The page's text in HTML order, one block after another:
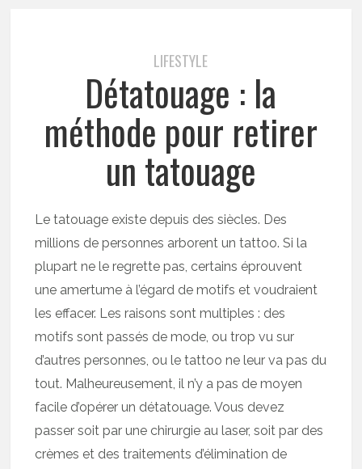
LIFESTYLE
Détatouage : la
méthode pour retirer
un tatouage
Le tatouage existe depuis des siècles. Des
millions de personnes arborent un tattoo. Si la
plupart ne le regrette pas, certains éprouvent
une amertume à l’égard de motifs et voudraient
les effacer. Les raisons sont multiples : des
motifs sont passés de mode, ou trop vu sur
d’autres personnes, ou le tattoo ne leur va pas du
tout. Malheureusement, il n’y a pas de moyen
facile d’opérer un détatouage. Vous devez
passer soit par une chirurgie au laser, soit par des
crèmes et des traitements d’élimination de